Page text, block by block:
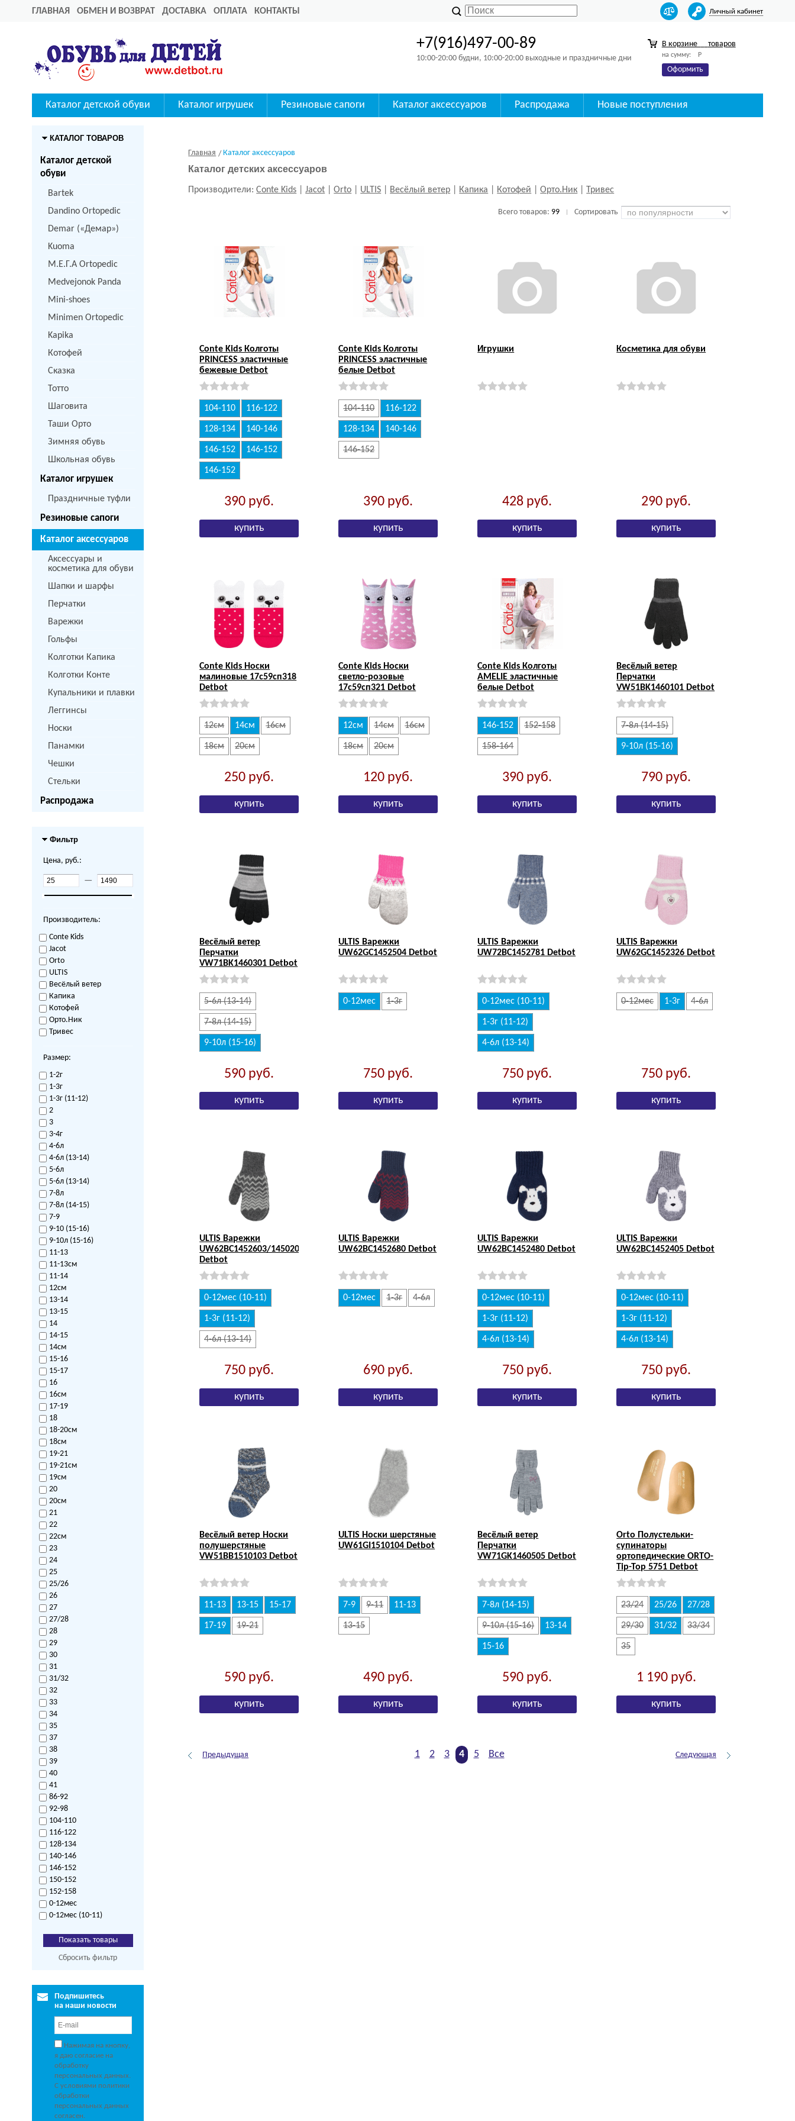
ГЛАВНАЯ ОБМЕН И ВОЗВРАТ ДОСТАВКА ОПЛАТА КОНТАКТЫ Личный кабинет
+7(916)497-00-89
10:00-20:00 будни, 10:00-20:00 выходные и праздничные дни
В корзине товаров
на сумму: Р
Оформить
Каталог детской обуви Каталог игрушек Резиновые сапоги Каталог аксессуаров Распродажа Новые поступления
КАТАЛОГ ТОВАРОВ
Каталог детской
обуви
Bartek
Dandino Ortopedic
Demar («Демар»)
Kuoma
M.Е.Г.А Ortopedic
Medvejonok Panda
Mini-shoes
Minimen Ortopedic
Kapika
Котофей
Сказка
Тотто
Шаговита
Таши Орто
Зимняя обувь
Школьная обувь
Каталог игрушек
Праздничные туфли
Резиновые сапоги
Каталог аксессуаров
Аксессуары и
косметика для обуви
Шапки и шарфы
Перчатки
Варежки
Гольфы
Колготки Капика
Колготки Конте
Купальники и плавки
Леггинсы
Носки
Панамки
Чешки
Стельки
Распродажа
Фильтр
Цена, руб.:
—
Производитель:
Conte Kids
Jacot
Orto
ULTIS
Весёлый ветер
Капика
Котофей
Орто.Ник
Тривес
Размер:
1-2г
1-3г
1-3г (11-12)
2
3
3-4г
4-6л
4-6л (13-14)
5-6л
5-6л (13-14)
7-8л
7-8л (14-15)
7-9
9-10 (15-16)
9-10л (15-16)
11-13
11-13см
11-14
12см
13-14
13-15
14
14-15
14см
15-16
15-17
16
16см
17-19
18
18-20см
18см
19-21
19-21см
19см
20
20см
21
22
22см
23
24
25
25/26
26
27
27/28
28
29
30
31
31/32
32
33
34
35
37
38
39
40
41
86-92
92-98
104-110
116-122
128-134
140-146
146-152
150-152
152-158
0-12мес
0-12мес (10-11)
Сбросить фильтр
Подпишитесь
на наши новости
Нажимая на кнопку,
я даю согласие на
обработку
персональных данных.
С условиями политики
обработки
персональных данных
согласен.
Главная Каталог аксессуаров
Каталог детских аксессуаров
Производители:Conte Kids |Jacot |Orto ULTIS Весёлый ветер Капика Котофей |Орто.Ник Тривес
Всего товаров: 99 Сортировать
Conte Kids Колготы
PRINCESS эластичные
бежевые Detbot
104-110 116-122
128-134 140-146
146-152 146-152
146-152
390 руб.
Conte Kids Колготы
PRINCESS эластичные
белые Detbot
104-110 116-122
128-134 140-146
146-152
390 руб.
Игрушки
428 руб.
Косметика для обуви
290 руб.
Conte Kids Носки
малиновые 17с59сп318
Detbot
12см 14см 16см
18см 20см
250 руб.
Conte Kids Носки
светло-розовые
17с59сп321 Detbot
12см 14см 16см
18см 20см
120 руб.
Conte Kids Колготы
AMELIE эластичные
белые Detbot
146-152 152-158
158-164
390 руб.
Весёлый ветер
Перчатки
VW51BK1460101 Detbot
7-8л (14-15)
9-10л (15-16)
790 руб.
Весёлый ветер
Перчатки
VW71BK1460301 Detbot
5-6л (13-14)
7-8л (14-15)
9-10л (15-16)
590 руб.
ULTIS Варежки
UW62GC1452504 Detbot
0-12мес 1-3г
750 руб.
ULTIS Варежки
UW72BC1452781 Detbot
0-12мес (10-11)
1-3г (11-12)
4-6л (13-14)
750 руб.
ULTIS Варежки
UW62GC1452326 Detbot
0-12мес 1-3г 4-6л
750 руб.
ULTIS Варежки
UW62BC1452603/1450203
Detbot
0-12мес (10-11)
1-3г (11-12)
4-6л (13-14)
750 руб.
ULTIS Варежки
UW62BC1452680 Detbot
0-12мес 1-3г 4-6л
690 руб.
ULTIS Варежки
UW62BC1452480 Detbot
0-12мес (10-11)
1-3г (11-12)
4-6л (13-14)
750 руб.
ULTIS Варежки
UW62BC1452405 Detbot
0-12мес (10-11)
1-3г (11-12)
4-6л (13-14)
750 руб.
Весёлый ветер Носки
полушерстяные
VW51BB1510103 Detbot
11-13 13-15 15-17
17-19 19-21
590 руб.
ULTIS Носки шерстяные
UW61GI1510104 Detbot
7-9 9-11 11-13
13-15
490 руб.
Весёлый ветер
Перчатки
VW71GK1460505 Detbot
7-8л (14-15)
9-10л (15-16) 13-14
15-16
590 руб.
Orto Полустельки-
супинаторы
ортопедические ORTO-
Tip-Top 5751 Detbot
23/24 25/26 27/28
29/30 31/32 33/34
35
1 190 руб.
1 2 3 4 5 Все
Предыдущая Следующая